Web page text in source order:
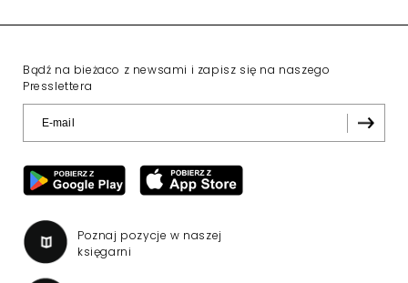
Bądź na bieżaco z newsami i zapisz się na naszego
Presslettera
Poznaj pozycje w naszej
księgarni